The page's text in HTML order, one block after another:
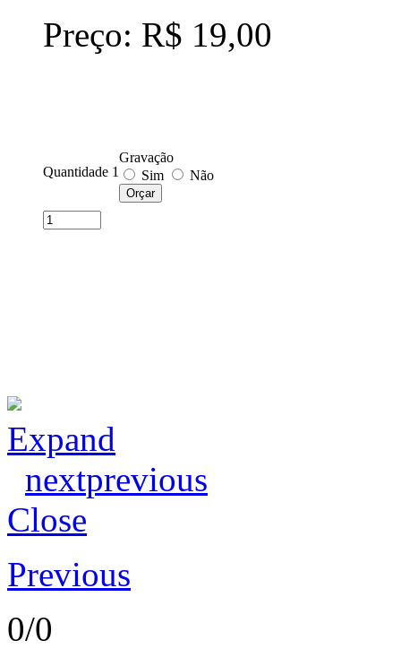
Preço: R$ 19,00
Quantidade 1
Gravação
Sim
Não
Expand
nextprevious
Close
Previous
0/0